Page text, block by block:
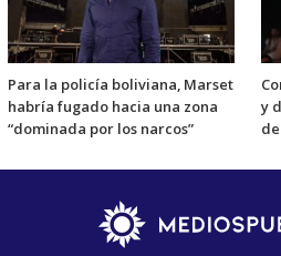
Para la policía boliviana, Marset
habría fugado hacia una zona
“dominada por los narcos”
y